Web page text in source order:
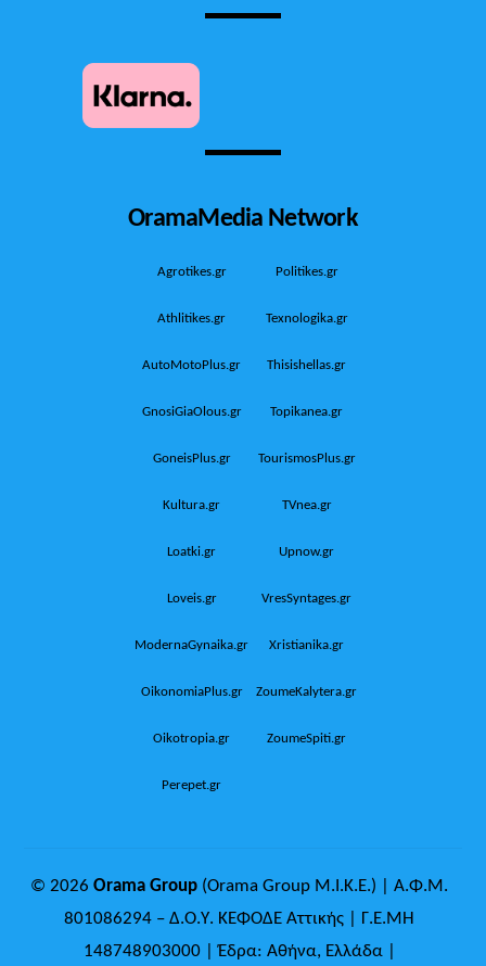
OramaMedia Network
Agrotikes.gr Politikes.gr
Athlitikes.gr Texnologika.gr
AutoMotoPlus.gr Thisishellas.gr
GnosiGiaOlous.gr Topikanea.gr
GoneisPlus.gr TourismosPlus.gr
Kultura.gr TVnea.gr
Loatki.gr Upnow.gr
Loveis.gr VresSyntages.gr
ModernaGynaika.gr Xristianika.gr
OikonomiaPlus.gr ZoumeKalytera.gr
Oikotropia.gr ZoumeSpiti.gr
Perepet.gr
© 2026Orama Group (Orama Group Μ.Ι.Κ.Ε.) | Α.Φ.Μ.
801086294 – Δ.Ο.Υ. ΚΕΦΟΔΕ Αττικής | Γ.Ε.ΜΗ
148748903000 | Έδρα: Αθήνα, Ελλάδα |